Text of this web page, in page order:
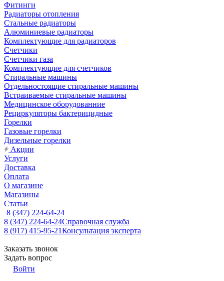
Фитинги
Радиаторы отопления
Стальные радиаторы
Алюминиевые радиаторы
Комплектующие для радиаторов
Счетчики
Счетчики газа
Комплектующие для счетчиков
Стиральные машины
Отдельностоящие стиральные машины
Встраиваемые стиральные машины
Медицинское оборудованние
Рециркуляторы бактерицидные
Горелки
Газовые горелки
Дизельные горелки
Акции
Услуги
Доставка
Оплата
О магазине
Магазины
Статьи
8 (347) 224-64-24
8 (347) 224-64-24Справочная служба
8 (917) 415-95-21Консультация эксперта
Заказать звонок
Задать вопрос
Войти